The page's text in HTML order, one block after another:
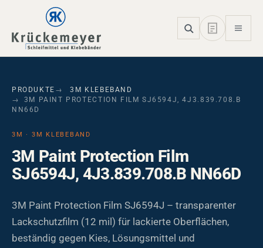
Skip to main navigation
Skip to main content
Skip to page footer
PRODUKTE
3M KLEBEBAND
3M PAINT PROTECTION FILM SJ6594J, 4J3.839.708.B
NN66D
3M · 3M KLEBEBAND
3M Paint Protection Film
SJ6594J, 4J3.839.708.B NN66D
3M Paint Protection Film SJ6594J – transparenter
Lackschutzfilm (12 mil) für lackierte Oberflächen,
beständig gegen Kies, Lösungsmittel und